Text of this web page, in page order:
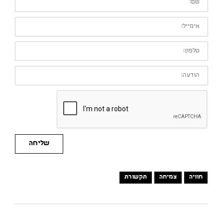
אימייל:
טלפון:
הודעה:
שליחה
חוויה צמיחה תקשורת